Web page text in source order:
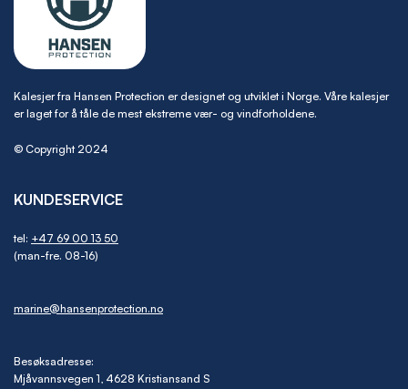
Kalesjer fra Hansen Protection er designet og utviklet i Norge. Våre kalesjer
er laget for å tåle de mest ekstreme vær- og vindforholdene.
© Copyright 2024
KUNDESERVICE
tel: +47 69 00 13 50
(man-fre. 08-16)
marine@hansenprotection.no
Besøksadresse:
Mjåvannsvegen 1, 4628 Kristiansand S